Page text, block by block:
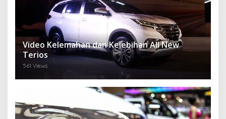
Video Kelemahan dan Kelebihan All New
Terios
561 Views